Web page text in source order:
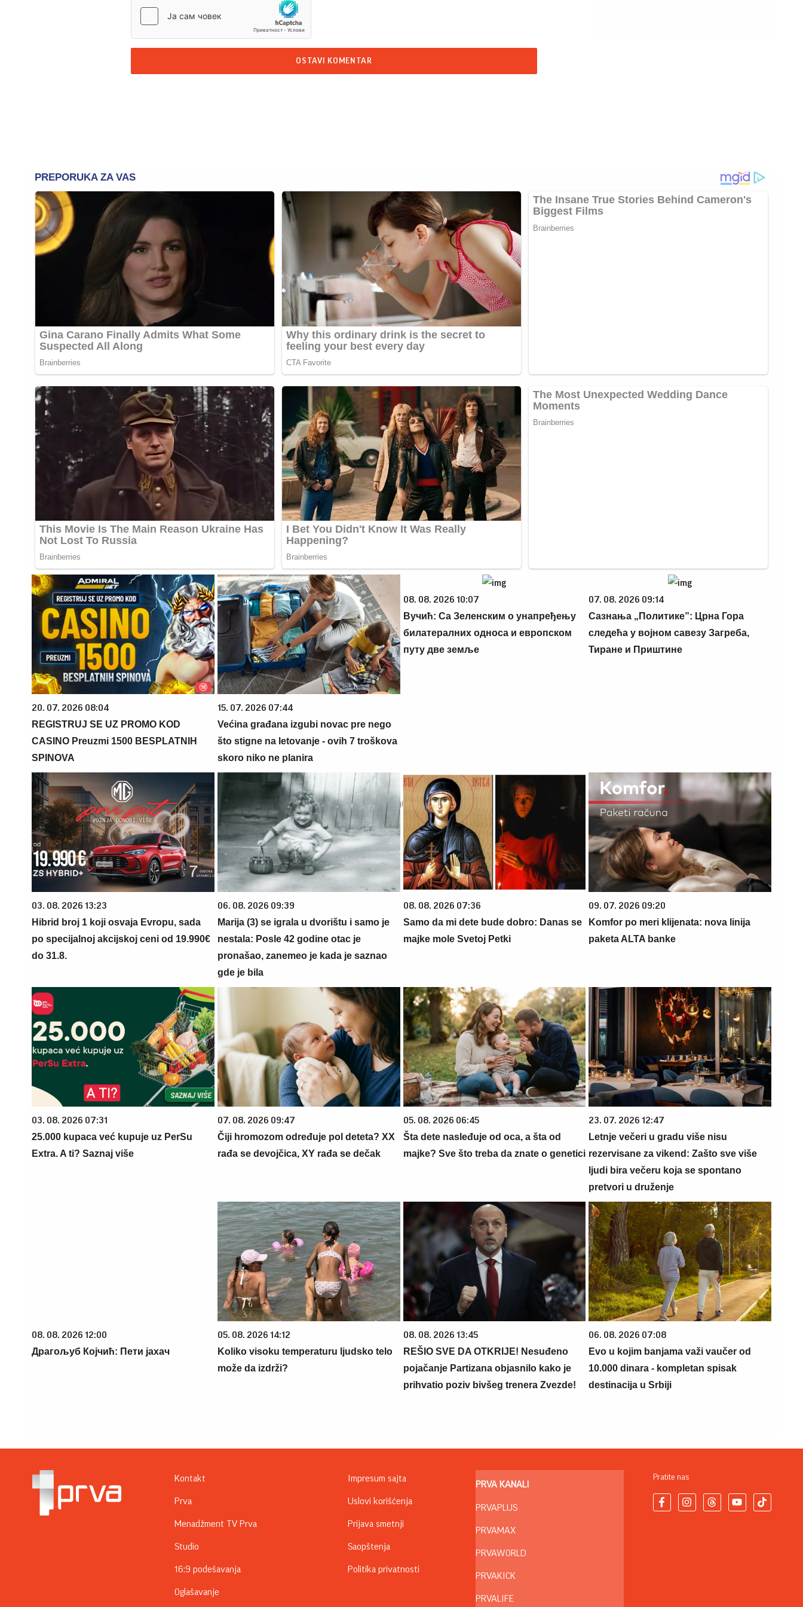
OSTAVI KOMENTAR
20. 07. 2026 08:04
REGISTRUJ SE UZ PROMO KOD
CASINO Preuzmi 1500 BESPLATNIH
SPINOVA
15. 07. 2026 07:44
Većina građana izgubi novac pre nego
što stigne na letovanje - ovih 7 troškova
skoro niko ne planira
08. 08. 2026 10:07
Вучић: Са Зеленским о унапређењу
билатералних односа и европском
путу две земље
07. 08. 2026 09:14
Сазнања „Политике”: Црна Гора
следећа у војном савезу Загреба,
Тиране и Приштине
03. 08. 2026 13:23
Hibrid broj 1 koji osvaja Evropu, sada
po specijalnoj akcijskoj ceni od 19.990€
do 31.8.
06. 08. 2026 09:39
Marija (3) se igrala u dvorištu i samo je
nestala: Posle 42 godine otac je
pronašao, zanemeo je kada je saznao
gde je bila
08. 08. 2026 07:36
Samo da mi dete bude dobro: Danas se
majke mole Svetoj Petki
09. 07. 2026 09:20
Komfor po meri klijenata: nova linija
paketa ALTA banke
03. 08. 2026 07:31
25.000 kupaca već kupuje uz PerSu
Extra. A ti? Saznaj više
07. 08. 2026 09:47
Čiji hromozom određuje pol deteta? XX
rađa se devojčica, XY rađa se dečak
05. 08. 2026 06:45
Šta dete nasleđuje od oca, a šta od
majke? Sve što treba da znate o genetici
23. 07. 2026 12:47
Letnje večeri u gradu više nisu
rezervisane za vikend: Zašto sve više
ljudi bira večeru koja se spontano
pretvori u druženje
08. 08. 2026 12:00
Драгољуб Којчић: Пети јахач
05. 08. 2026 14:12
Koliko visoku temperaturu ljudsko telo
može da izdrži?
08. 08. 2026 13:45
REŠIO SVE DA OTKRIJE! Nesuđeno
pojačanje Partizana objasnilo kako je
prihvatio poziv bivšeg trenera Zvezde!
06. 08. 2026 07:08
Evo u kojim banjama važi vaučer od
10.000 dinara - kompletan spisak
destinacija u Srbiji
Kontakt
Prva
Menadžment TV Prva
Studio
16:9 podešavanja
Oglašavanje
Impresum sajta
Uslovi korišćenja
Prijava smetnji
Saopštenja
Politika privatnosti
PRVA KANALI
PRVAPLUS
PRVAMAX
PRVAWORLD
PRVAKICK
PRVALIFE
Pratite nas